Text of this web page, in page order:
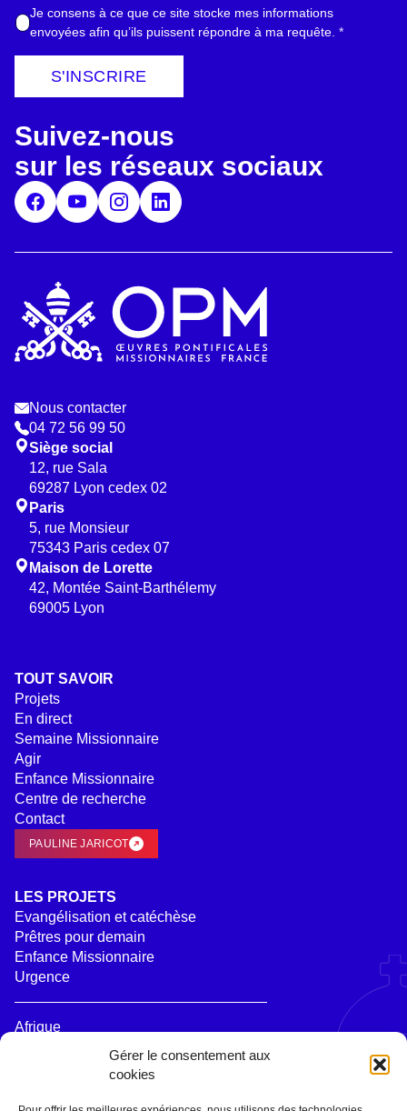
Gérer le consentement aux
cookies
E
a
l
A
c
c
R
P
D
*
Je consens à ce que ce site stocke mes informations
envoyées afin qu’ils puissent répondre à ma requête. *
S'INSCRIRE
Suivez-nous
sur les réseaux sociaux
TOUT SAVOIR
Projets
En direct
Semaine Missionnaire
Agir
Enfance Missionnaire
Centre de recherche
Contact
PAULINE JARICOT
LES PROJETS
Evangélisation et catéchèse
Prêtres pour demain
Enfance Missionnaire
Urgence
Afrique
Nous contacter
04 72 56 99 50
Siège social
12, rue Sala
69287 Lyon cedex 02
Paris
5, rue Monsieur
75343 Paris cedex 07
Maison de Lorette
42, Montée Saint-Barthélemy
69005 Lyon